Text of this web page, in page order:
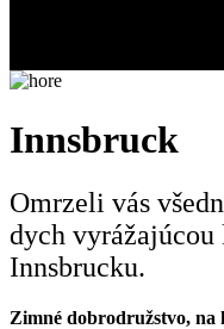
Innsbruck
Omrzeli vás
dych vyrážajúcou
Innsbrucku.
Zimné dobrodružstvo, na